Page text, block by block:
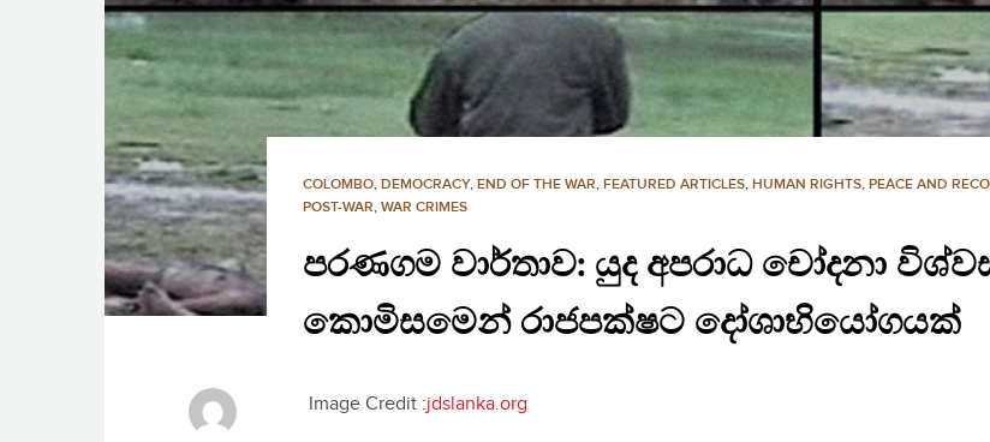
COLOMBO, DEMOCRACY, END OF THE WAR, FEATURED ARTICLES, HUMAN RIGHTS, PEACE AND
POST-WAR, WAR CRIMES
පරණගම වාර්තාව: යුද අපරාධ චෝදනා
කොමිසමෙන් රාජපක්ෂට දෝශාභියෝගයක්
Image Credit :jdslanka.org